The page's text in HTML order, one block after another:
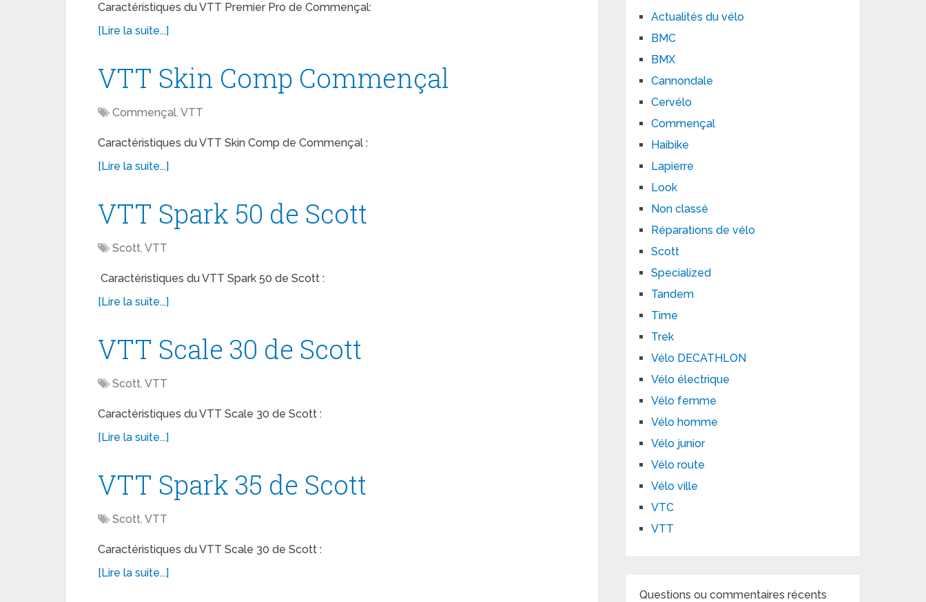
Caractéristiques du VTT Premier Pro de Commençal:
[Lire la suite...]
VTT Skin Comp Commençal
Commençal, VTT
Caractéristiques du VTT Skin Comp de Commençal :
[Lire la suite...]
VTT Spark 50 de Scott
Scott, VTT
Caractéristiques du VTT Spark 50 de Scott :
[Lire la suite...]
VTT Scale 30 de Scott
Scott, VTT
Caractéristiques du VTT Scale 30 de Scott :
[Lire la suite...]
VTT Spark 35 de Scott
Scott, VTT
Caractéristiques du VTT Scale 30 de Scott :
[Lire la suite...]
Actualités du vélo
BMC
BMX
Cannondale
Cervélo
Commençal
Haibike
Lapierre
Look
Non classé
Réparations de vélo
Scott
Specialized
Tandem
Time
Trek
Vélo DECATHLON
Vélo électrique
Vélo femme
Vélo homme
Vélo junior
Vélo route
Vélo ville
VTC
VTT
Questions ou commentaires récents